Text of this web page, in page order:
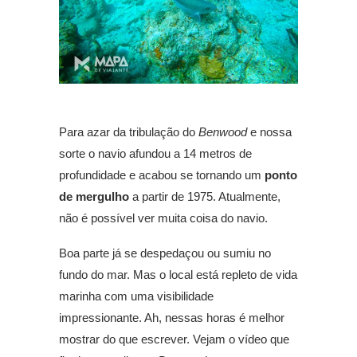
Para azar da tribulação do Benwoode nossa
sorte o navio afundou a 14 metros de
profundidade e acabou se tornando um ponto
de mergulho a partir de 1975. Atualmente,
não é possível ver muita coisa do navio.
Boa parte já se despedaçou ou sumiu no
fundo do mar. Mas o local está repleto de vida
marinha com uma visibilidade
impressionante. Ah, nessas horas é melhor
mostrar do que escrever. Vejam o vídeo que